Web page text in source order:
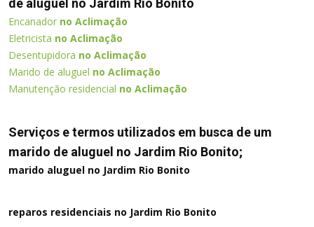
de aluguel no Jardim Rio Bonito
Encanador no Aclimação
Eletricista no Aclimação
Desentupidora no Aclimação
Marido de aluguel no Aclimação
Manutenção residencial no Aclimação
Serviços e termos utilizados em busca de um
marido de aluguel no Jardim Rio Bonito;
marido aluguel no Jardim Rio Bonito
reparos residenciais no Jardim Rio Bonito